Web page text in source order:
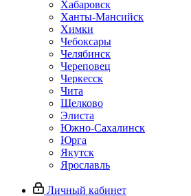
Хабаровск
Ханты-Мансийск
Химки
Чебоксары
Челябинск
Череповец
Черкесск
Чита
Щелково
Элиста
Южно-Сахалинск
Юрга
Якутск
Ярославль
Личный кабинет